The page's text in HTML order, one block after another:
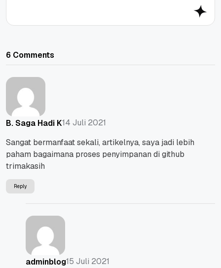
6 Comments
B. Saga Hadi K14 Juli 2021
Sangat bermanfaat sekali, artikelnya, saya jadi lebih
paham bagaimana proses penyimpanan di github
trimakasih
Reply
adminblog15 Juli 2021